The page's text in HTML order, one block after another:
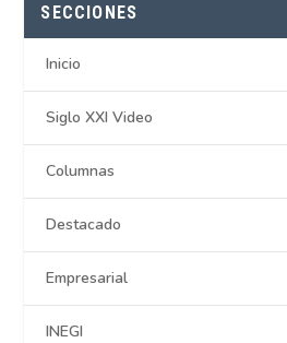
SECCIONES
Inicio
Siglo XXI Video
Columnas
Destacado
Empresarial
INEGI